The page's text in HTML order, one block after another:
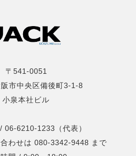
〒541-0051
市中央区備後町3-1-8
小泉本社ビル
06-6210-1233（代表）
わせは 080-3342-9448 まで